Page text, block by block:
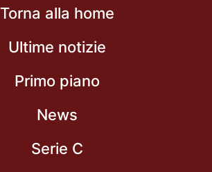
Torna alla home
Ultime notizie
Primo piano
News
Serie C